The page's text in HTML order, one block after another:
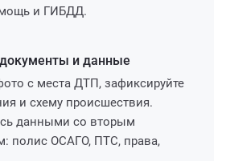
и ГИБДД.
документы и данные
с места ДТП, зафиксируйте
и схему происшествия.
данными со вторым
полис ОСАГО, ПТС, права,